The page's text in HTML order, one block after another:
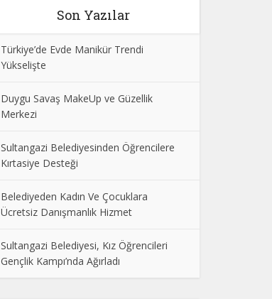
Son Yazılar
Türkiye’de Evde Manikür Trendi
Yükselişte
Duygu Savaş MakeUp ve Güzellik
Merkezi
Sultangazi Belediyesinden Öğrencilere
Kırtasiye Desteği
Belediyeden Kadın Ve Çocuklara
Ücretsiz Danışmanlık Hizmet
Sultangazi Belediyesi, Kız Öğrencileri
Gençlik Kampı’nda Ağırladı